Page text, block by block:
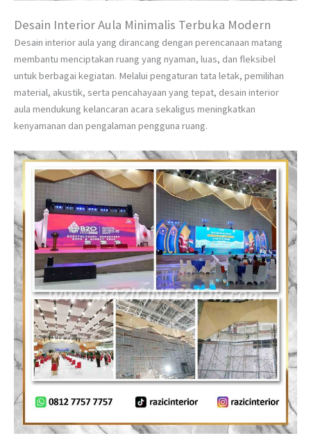
Desain Interior Aula Minimalis Terbuka Modern
Desain interior aula yang dirancang dengan perencanaan matang
membantu menciptakan ruang yang nyaman, luas, dan fleksibel
untuk berbagai kegiatan. Melalui pengaturan tata letak, pemilihan
material, akustik, serta pencahayaan yang tepat, desain interior
aula mendukung kelancaran acara sekaligus meningkatkan
kenyamanan dan pengalaman pengguna ruang.